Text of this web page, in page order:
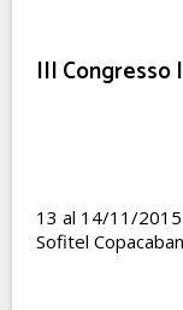
III Congresso
13 al 14/11/2015
Sofitel